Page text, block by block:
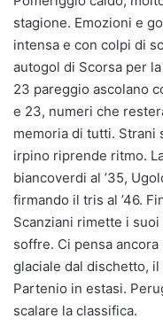
stagione. Emozioni e
intensa e con colpi di
autogol di Scorsa per
23 pareggio ascolano
e 23, numeri che
memoria di tutti. Strani
irpino riprende ritmo.
biancoverdi al ’35,
firmando il tris al ’46.
Scanziani rimette i suoi
soffre. Ci pensa
glaciale dal dischetto,
Partenio in estasi.
scalare la classifica.